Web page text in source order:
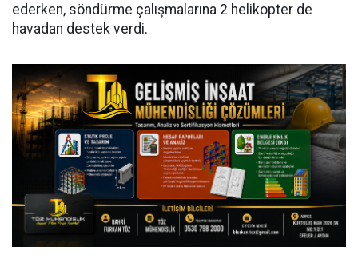
ederken, söndürme çalışmalarına 2 helikopter de
havadan destek verdi.